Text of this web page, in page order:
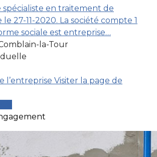
spécialiste en traitement de
27-11-2020. La société compte 1
sociale est entreprise…
la-Tour
l’entreprise Visiter la page de